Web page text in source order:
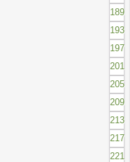
189
193
197
201
205
209
213
217
221